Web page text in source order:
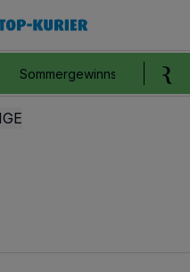
Sommergewinnspiel